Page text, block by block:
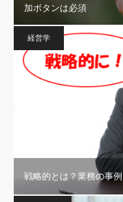
加ボタンは必須
経営学
戦略的とは？業務の事